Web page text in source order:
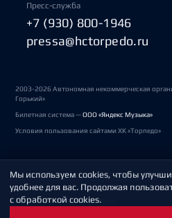
Пресс-служба
+7 (930) 800-1946
pressa@hctorpedo.ru
2003-2026 Автономная некоммерческая
Горький»
Билетная система —ООО «Яндекс Музыка»
Условия пользования сайтами ХК «Торпедо»
Политика обработки персональных данных
Пользовательское соглашение
Мы используем cookies, чтобы
удобнее для вас. Продолжая
с обработкой cookies.